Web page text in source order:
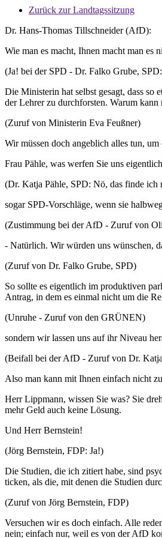
Zurück zur Landtagssitzung
Dr. Hans-Thomas Tillschneider (AfD):
Wie man es macht, Ihnen macht man es
(Ja! bei der SPD - Dr. Falko Grube,
Die Ministerin hat selbst gesagt, dass so
der Lehrer zu durchforsten. Warum
(Zuruf von Ministerin Eva Feußner)
Wir müssen doch angeblich alles tun,
Frau Pähle, was werfen Sie uns
(Dr. Katja Pähle, SPD: Nö, das finde ich
sogar SPD-Vorschläge, wenn sie
(Zustimmung bei der AfD - Zuruf von
- Natürlich. Wir würden uns wünschen,
(Zuruf von Dr. Falko Grube, SPD)
So sollte es eigentlich im produktiven
Antrag, in dem es einmal nicht um die
(Unruhe - Zuruf von den GRÜNEN)
sondern wir lassen uns auf ihr Niveau
(Beifall bei der AfD - Zuruf von Dr.
Also man kann mit Ihnen einfach nicht
Herr Lippmann, wissen Sie was? Sie
mehr Geld auch keine Lösung.
Und Herr Bernstein!
(Jörg Bernstein, FDP: Ja!)
Die Studien, die ich zitiert habe, sind
ticken, als die, mit denen die Studien
(Zuruf von Jörg Bernstein, FDP)
Versuchen wir es doch einfach. Alle
nein; einfach nur, weil es von der AfD